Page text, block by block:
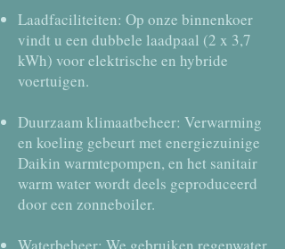
Laadfaciliteiten: Op onze binnenkoer
vindt u een dubbele laadpaal (2 x 3,7
kWh) voor elektrische en hybride
voertuigen.
Duurzaam klimaatbeheer: Verwarming
en koeling gebeurt met energiezuinige
Daikin warmtepompen, en het sanitair
warm water wordt deels geproduceerd
door een zonneboiler.